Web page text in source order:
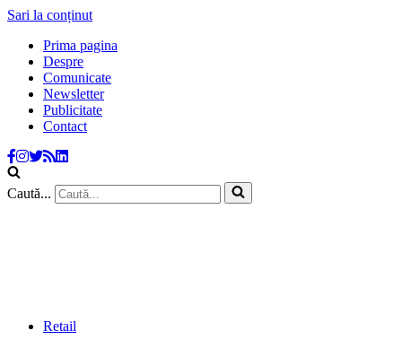
Sari la conținut
Prima pagina
Despre
Comunicate
Newsletter
Publicitate
Contact
Caută...
Retail